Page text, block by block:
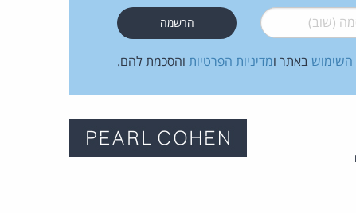
(שוב)*
השימוש באתר ומדיניות הפרטיות והסכמת להם.